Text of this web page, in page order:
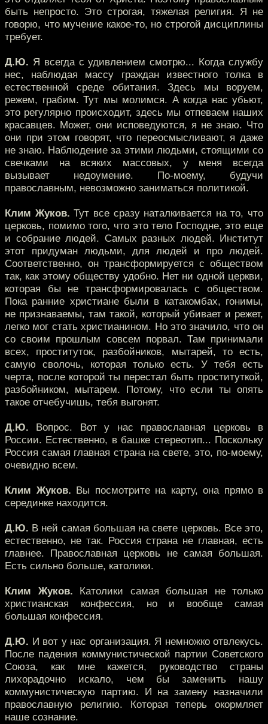
быть непросто. Это строгая, тяжелая религия. Я не
говорю, что мучение какое-то, но строгой дисциплины
требует.
Д.Ю. Я всегда с удивлением смотрю... Когда службу
нес, наблюдая массу граждан известного толка в
естественной среде обитания. Здесь мы воруем,
режем, грабим. Тут мы молимся. А когда нас убьют,
это регулярно происходит, здесь мы отпеваем наших
красавцев. Может, они исповедуются, я не знаю. Что
они при этом говорят, что переосмысливают, я даже
не знаю. Наблюдение за этими людьми, стоящими со
свечками на всяких массовых, у меня всегда
вызывает недоумение. По-моему, будучи
православным, невозможно заниматься политикой.
Клим Жуков. Тут все сразу наталкивается на то, что
церковь, помимо того, что это тело Господне, это еще
и собрание людей. Самых разных людей. Институт
этот придуман людьми, для людей и про людей.
Соответственно, он трансформируется с обществом
так, как этому обществу удобно. Нет ни одной церкви,
которая бы не трансформировалась с обществом.
Пока ранние христиане были в катакомбах, гонимы,
не признаваемы, там такой, который убивает и режет,
легко мог стать христианином. Но это значило, что он
со своим прошлым совсем порвал. Там принимали
всех, проституток, разбойников, мытарей, то есть,
самую сволочь, которая только есть. У тебя есть
черта, после которой ты перестал быть проституткой,
разбойником, мытарем. Потому, что если ты опять
такое отчебучишь, тебя выгонят.
Д.Ю. Вопрос. Вот у нас православная церковь в
России. Естественно, в башке стереотип... Поскольку
Россия самая главная страна на свете, это, по-моему,
очевидно всем.
Клим Жуков. Вы посмотрите на карту, она прямо в
серединке находится.
Д.Ю. В ней самая большая на свете церковь. Все это,
естественно, не так. Россия страна не главная, есть
главнее. Православная церковь не самая большая.
Есть сильно больше, католики.
Клим Жуков. Католики самая большая не только
христианская конфессия, но и вообще самая
большая конфессия.
Д.Ю. И вот у нас организация. Я немножко отвлекусь.
После падения коммунистической партии Советского
Союза, как мне кажется, руководство страны
лихорадочно искало, чем бы заменить нашу
коммунистическую партию. И на замену назначили
православную религию. Которая теперь окормляет
наше сознание.